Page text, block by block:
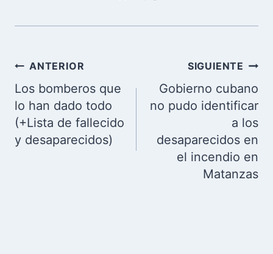
Navegación
de
entradas
ANTERIOR
Los bomberos que
lo han dado todo
(+Lista de fallecido
y desaparecidos)
SIGUIENTE
Gobierno cubano
no pudo identificar
a los
desaparecidos en
el incendio en
Matanzas